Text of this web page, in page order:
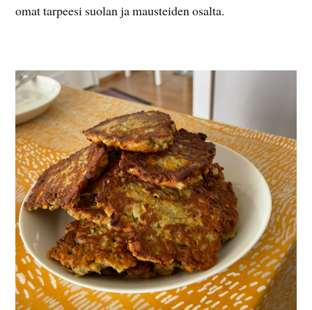
omat tarpeesi suolan ja mausteiden osalta.